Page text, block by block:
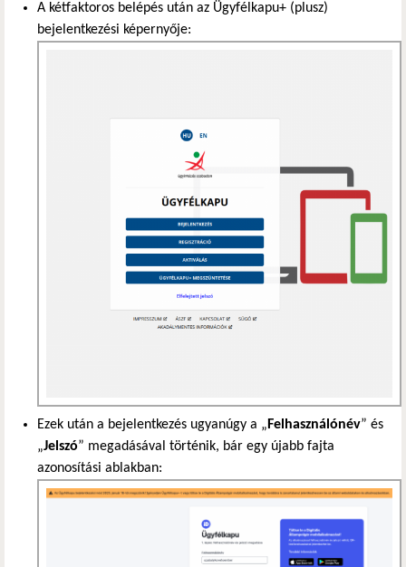
A kétfaktoros belépés után az Ügyfélkapu+ (plusz)
bejelentkezési képernyője:
Ezek után a bejelentkezés ugyanúgy a „ Felhasználónév” és
„Jelszó” megadásával történik, bár egy újabb fajta
azonosítási ablakban: